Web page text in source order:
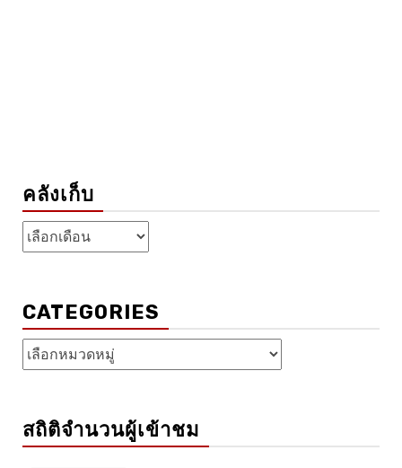
คลังเก็บ
คลัง
เก็บ
CATEGORIES
Categories
สถิติจำนวนผู้เข้าชม